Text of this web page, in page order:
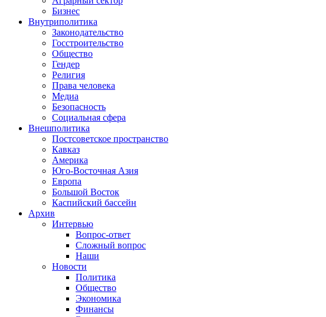
Бизнес
Внутриполитика
Законодательство
Госстроительство
Общество
Гендер
Религия
Права человека
Медиа
Безопасность
Социальная сфера
Внешполитика
Постсоветское пространство
Кавказ
Америка
Юго-Восточная Азия
Европа
Большой Восток
Каспийский бассейн
Архив
Интервью
Вопрос-ответ
Сложный вопрос
Наши
Новости
Политика
Общество
Экономика
Финансы